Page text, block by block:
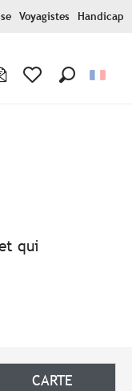
Voyagistes Handicap
qui
CARTE